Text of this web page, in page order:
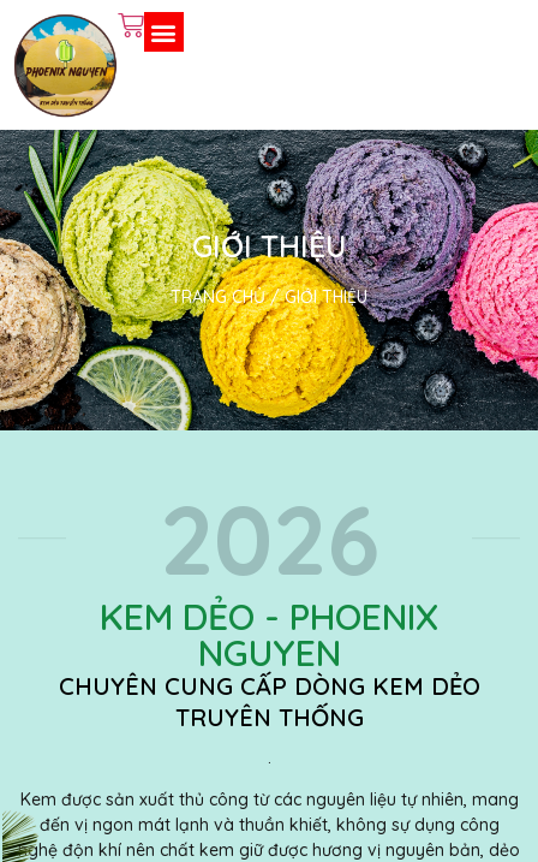
GIỚI THIỆU
TRANG CHỦ/GIỚI THIỆU
2026
KEM DẺO - PHOENIX
NGUYEN
CHUYÊN CUNG CẤP DÒNG KEM DẺO
TRUYÊN THỐNG
Kem được sản xuất thủ công từ các nguyên liệu tự nhiên, mang
đến vị ngon mát lạnh và thuần khiết, không sự dụng công
nghệ độn khí nên chất kem giữ được hương vị nguyên bản, dẻo